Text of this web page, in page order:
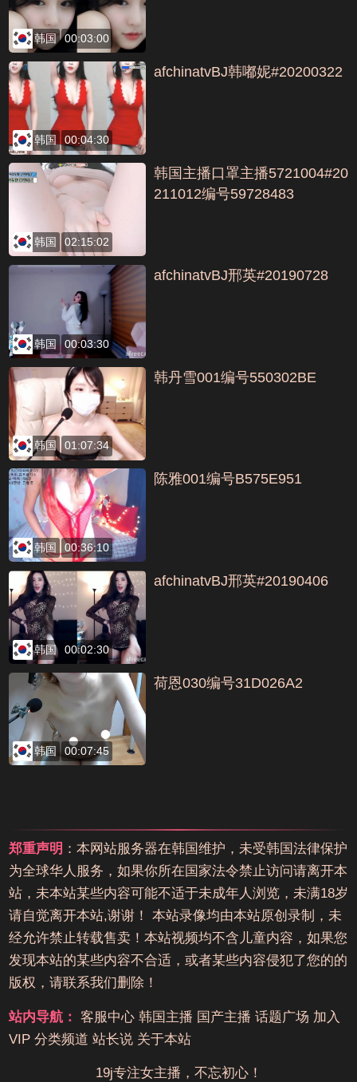
韩国 00:03:00
韩国 00:04:30
afchinatvBJ韩嘟妮#20200322
韩国 02:15:02
韩国主播口罩主播5721004#20
211012编号59728483
韩国 00:03:30
afchinatvBJ邢英#20190728
韩国 01:07:34
韩丹雪001编号550302BE
韩国 00:36:10
陈雅001编号B575E951
韩国 00:02:30
afchinatvBJ邢英#20190406
韩国 00:07:45
荷恩030编号31D026A2
郑重声明 ：本网站服务器在韩国维护，未受韩国法律保护
为全球华人服务，如果你所在国家法令禁止访问请离开本
站，未本站某些内容可能不适于未成年人浏览，未满18岁
请自觉离开本站,谢谢！ 本站录像均由本站原创录制，未
经允许禁止转载售卖！本站视频均不含儿童内容，如果您
发现本站的某些内容不合适，或者某些内容侵犯了您的的
版权，请联系我们删除！
站内导航： 客服中心 韩国主播 国产主播 话题广场 加入
VIP 分类频道 站长说 关于本站
19j专注女主播，不忘初心！